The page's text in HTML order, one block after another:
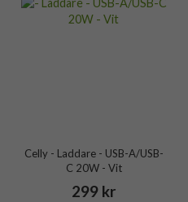
Celly - Laddare - USB-A/USB-
C 20W - Vit
299 kr